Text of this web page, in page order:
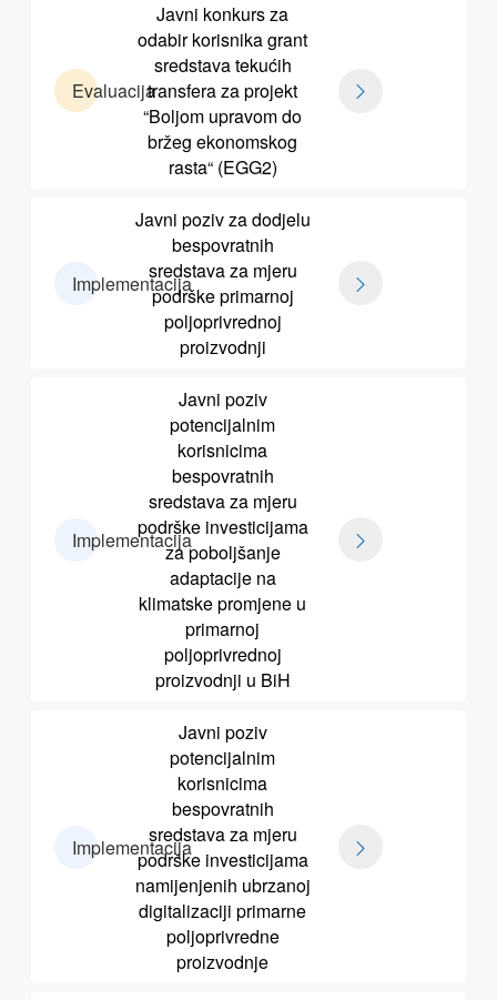
Evaluacija
Javni konkurs za
odabir korisnika grant
sredstava tekućih
transfera za projekt
“Boljom upravom do
bržeg ekonomskog
rasta“ (EGG2)
Implementacija
Javni poziv za dodjelu
bespovratnih
sredstava za mjeru
podrške primarnoj
poljoprivrednoj
proizvodnji
Implementacija
Javni poziv
potencijalnim
korisnicima
bespovratnih
sredstava za mjeru
podrške investicijama
za poboljšanje
adaptacije na
klimatske promjene u
primarnoj
poljoprivrednoj
proizvodnji u BiH
Implementacija
Javni poziv
potencijalnim
korisnicima
bespovratnih
sredstava za mjeru
podrške investicijama
namijenjenih ubrzanoj
digitalizaciji primarne
poljoprivredne
proizvodnje